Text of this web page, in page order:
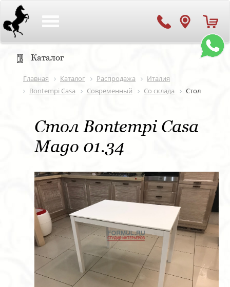
Каталог
Главная Каталог Распродажа
Италия
Bontempi Casa
Современный Со склада Стол
Стол Bontempi Casa
Mago 01.34